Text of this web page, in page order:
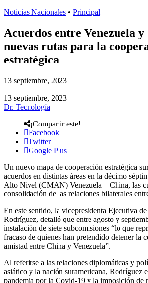
Noticias Nacionales • Principal
Acuerdos entre Venezuela
nuevas rutas para la
estratégica
13 septiembre, 2023
13 septiembre, 2023
Dr. Tecnología
¡Compartir este!
Facebook
Twitter
Google Plus
Un nuevo mapa de cooperación estratégica
acuerdos en distintas áreas en la décimo
Alto Nivel (CMAN) Venezuela – China, las
consolidación de las relaciones bilaterales
En este sentido, la vicepresidenta Ejecutiva
Rodríguez, detalló que entre agosto y
instalación de siete subcomisiones “lo que
fracaso de quienes han pretendido detener la
amistad entre China y Venezuela”.
Al referirse a las relaciones diplomáticas y
asiático y la nación suramericana, Rodríguez
pandemia por la Covid-19 y la imposición de